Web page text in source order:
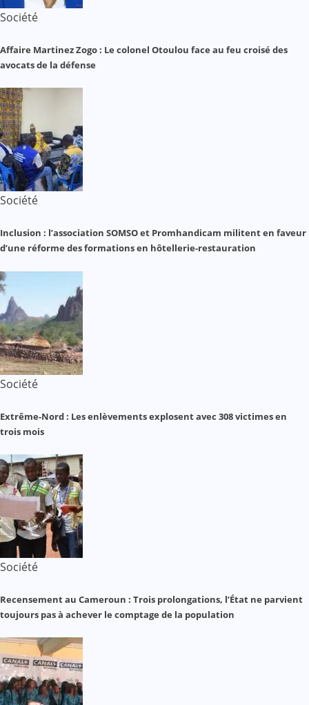
Société
Affaire Martinez Zogo : Le colonel Otoulou face au feu croisé des
avocats de la défense
Société
Inclusion : l’association SOMSO et Promhandicam militent en faveur
d’une réforme des formations en hôtellerie-restauration
Société
Extrême-Nord : Les enlèvements explosent avec 308 victimes en
trois mois
Société
Recensement au Cameroun : Trois prolongations, l’État ne parvient
toujours pas à achever le comptage de la population